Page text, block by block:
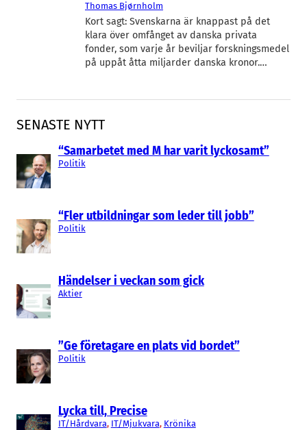
SENASTE NYTT
“Samarbetet med M har varit lyckosamt”
Politik
“Fler utbildningar som leder till jobb”
Politik
Händelser i veckan som gick
Aktier
”Ge företagare en plats vid bordet”
Politik
Lycka till, Precise
IT/Hårdvara, IT/Mjukvara, Krönika
Thomas Bjørnholm
Kort sagt: Svenskarna är knappast på det
klara över omfånget av danska privata
fonder, som varje år beviljar forskningsmedel
på uppåt åtta miljarder danska kronor.…